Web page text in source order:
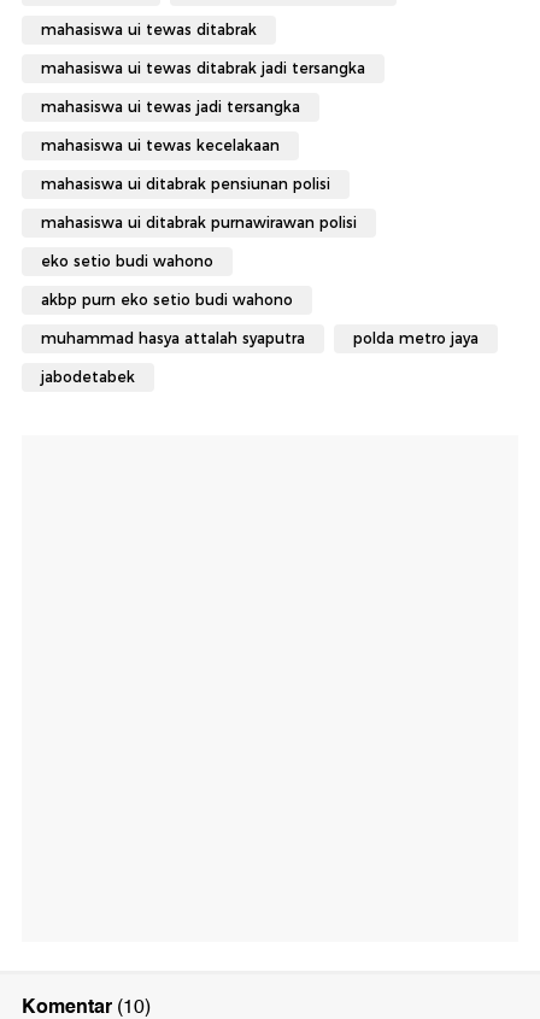
mahasiswa ui tewas ditabrak
mahasiswa ui tewas ditabrak jadi tersangka
mahasiswa ui tewas jadi tersangka
mahasiswa ui tewas kecelakaan
mahasiswa ui ditabrak pensiunan polisi
mahasiswa ui ditabrak purnawirawan polisi
eko setio budi wahono
akbp purn eko setio budi wahono
muhammad hasya attalah syaputra polda metro jaya
jabodetabek